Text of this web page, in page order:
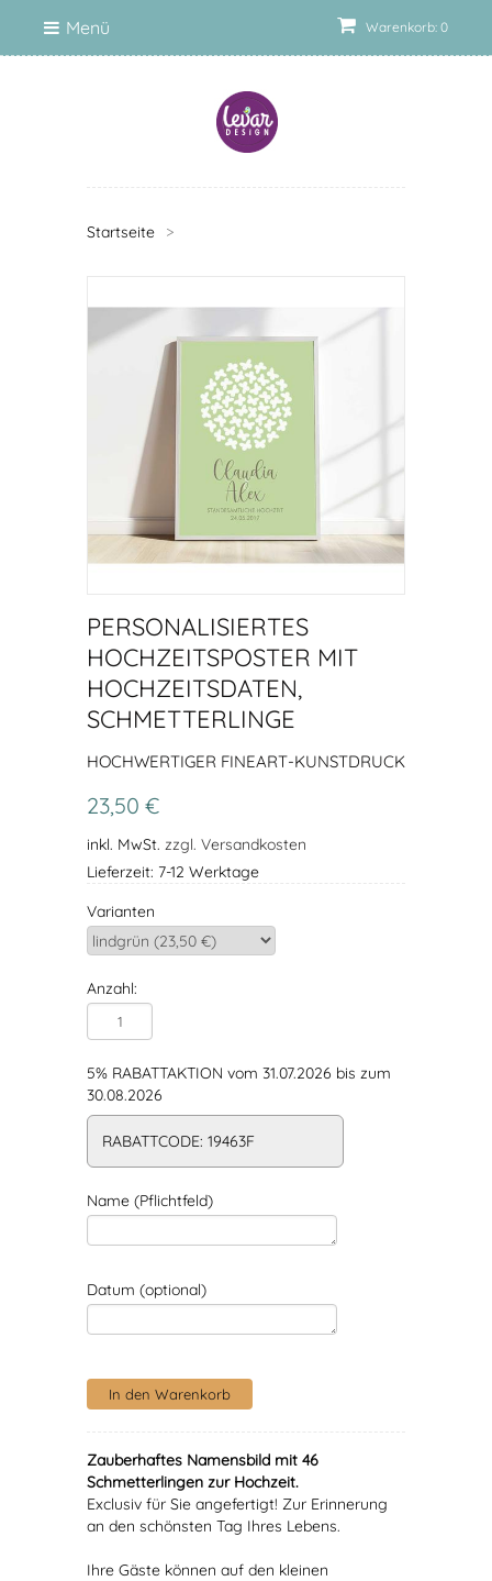
Warenkorb: 0
Menü
Startseite >
PERSONALISIERTES
HOCHZEITSPOSTER MIT
HOCHZEITSDATEN,
SCHMETTERLINGE
HOCHWERTIGER FINEART-KUNSTDRUCK
23,50 €
inkl. MwSt. zzgl. Versandkosten
Lieferzeit: 7-12 Werktage
Varianten
Anzahl:
5% RABATTAKTION vom 31.07.2026 bis zum
30.08.2026
RABATTCODE: 19463F
Name (Pflichtfeld)
Datum (optional)
Zauberhaftes Namensbild mit 46
Schmetterlingen zur Hochzeit.
Exclusiv für Sie angefertigt! Zur Erinnerung
an den schönsten Tag Ihres Lebens.
Ihre Gäste können auf den kleinen